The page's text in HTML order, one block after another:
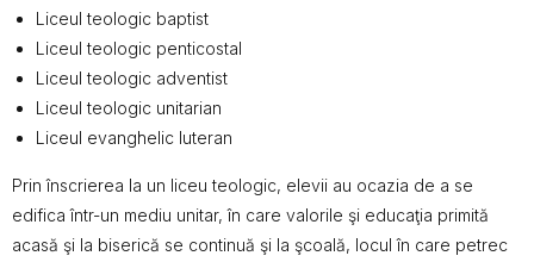
Liceul teologic baptist
Liceul teologic penticostal
Liceul teologic adventist
Liceul teologic unitarian
Liceul evanghelic luteran
Prin înscrierea la un liceu teologic, elevii au ocazia de a se
edifica într-un mediu unitar, în care valorile şi educaţia primită
acasă şi la biserică se continuă şi la şcoală, locul în care petrec